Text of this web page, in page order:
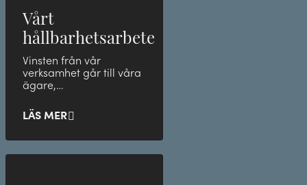
Vårt
hållbarhetsarbete
Vinsten från vår
verksamhet går till våra
ägare,
sin tur hjälper mindre
privilegierade grupp
LÄS MER